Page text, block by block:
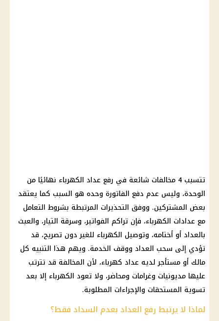
تتسبب 4 مخالفات شائعة في رفع عداد الكهرباء نهائيًا من
الوحدة، وليس عدم دفع الفاتورة وحده هو السبب كما يعتقد
بعض المشتركين. ووفق التحذيرات المرتبطة بشروط التعامل
مع عدادات الكهرباء، فإن تراكم الفواتير، وسرقة التيار، والعبث
بالعداد أو أختامه، وتوصيل الكهرباء للغير دون تصريح، قد
تؤدي إلى سحب العداد ووقف الخدمة. ويهم هذا التنبيه كل
مالك أو مستأجر لديه عداد كهرباء، لأن المخالفة قد تترتب
عليها مديونيات وغرامات ومحاضر، ولا تعود الكهرباء إلا بعد
تسوية المستحقات والإجراءات المطلوبة.
لماذا لا يرتبط رفع العداد بعدم السداد فقط؟